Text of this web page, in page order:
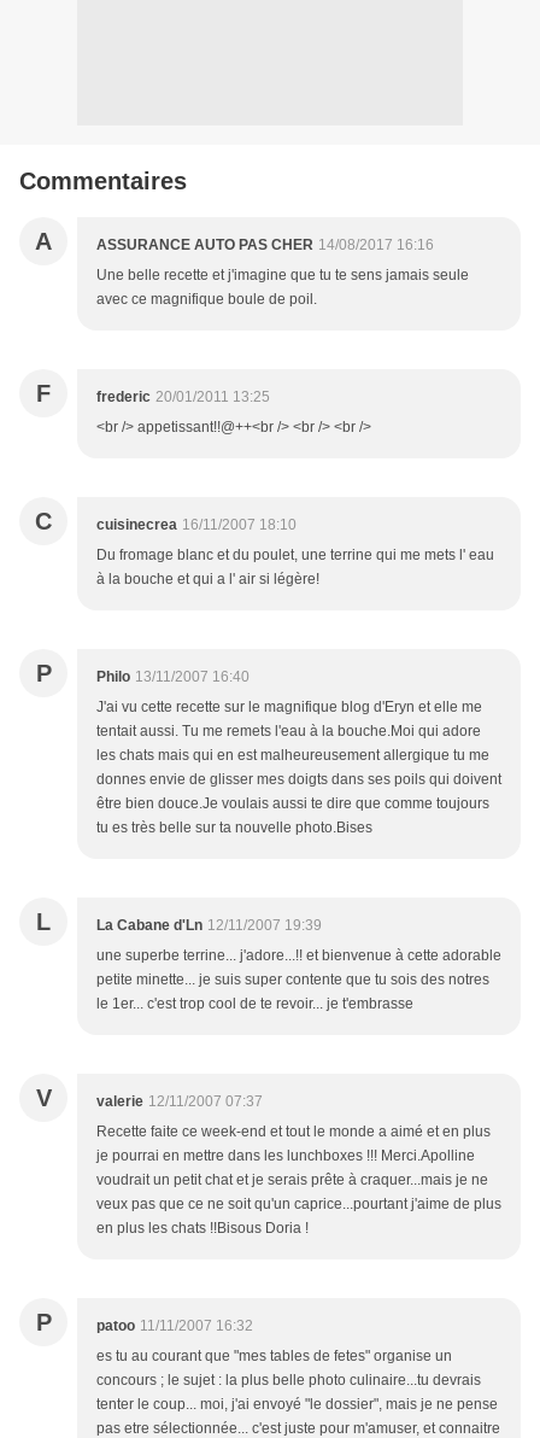
Commentaires
A ASSURANCE AUTO PAS CHER 14/08/2017 16:16
Une belle recette et j'imagine que tu te sens jamais seule
avec ce magnifique boule de poil.
F frederic 20/01/2011 13:25
<br /> appetissant!!@++<br /> <br /> <br />
C cuisinecrea 16/11/2007 18:10
Du fromage blanc et du poulet, une terrine qui me mets l' eau
à la bouche et qui a l' air si légère!
P Philo 13/11/2007 16:40
J'ai vu cette recette sur le magnifique blog d'Eryn et elle me
tentait aussi. Tu me remets l'eau à la bouche.Moi qui adore
les chats mais qui en est malheureusement allergique tu me
donnes envie de glisser mes doigts dans ses poils qui doivent
être bien douce.Je voulais aussi te dire que comme toujours
tu es très belle sur ta nouvelle photo.Bises
L La Cabane d'Ln 12/11/2007 19:39
une superbe terrine... j'adore...!! et bienvenue à cette adorable
petite minette... je suis super contente que tu sois des notres
le 1er... c'est trop cool de te revoir... je t'embrasse
V valerie 12/11/2007 07:37
Recette faite ce week-end et tout le monde a aimé et en plus
je pourrai en mettre dans les lunchboxes !!! Merci.Apolline
voudrait un petit chat et je serais prête à craquer...mais je ne
veux pas que ce ne soit qu'un caprice...pourtant j'aime de plus
en plus les chats !!Bisous Doria !
P patoo 11/11/2007 16:32
es tu au courant que "mes tables de fetes" organise un
concours ; le sujet : la plus belle photo culinaire...tu devrais
tenter le coup... moi, j'ai envoyé "le dossier", mais je ne pense
pas etre sélectionnée... c'est juste pour m'amuser, et connaitre